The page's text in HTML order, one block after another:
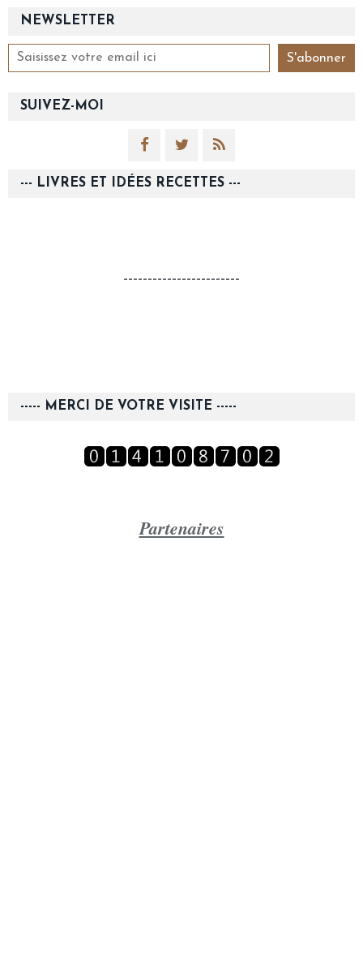
NEWSLETTER
SUIVEZ-MOI
--- LIVRES ET IDÉES RECETTES ---
------------------------
----- MERCI DE VOTRE VISITE -----
Partenaires